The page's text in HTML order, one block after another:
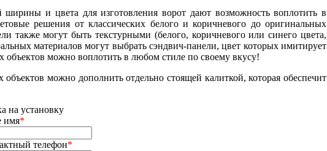
ширины и цвета для изготовления ворот дают возможность воплотить в
решения от классических белого и коричневого до оригинальных
также могут быть текстурными (белого, коричневого или синего цвета,
материалов могут выбрать сэндвич-панели, цвет которых имитирует
можно воплотить в любом стиле по своему вкусу!
можно дополнить отдельно стоящей калиткой, которая обеспечит
на установку
имя*
телефон*